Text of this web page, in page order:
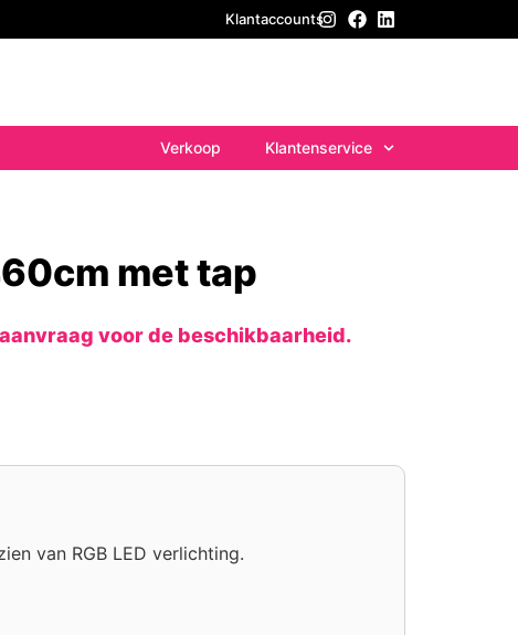
Klantaccounts
Verkoop Klantenservice
met tap
voor de beschikbaarheid.
van RGB LED verlichting.